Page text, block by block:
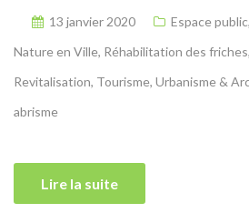
13 janvier 2020 Espace public,
Nature en Ville, Réhabilitation des friches,
Revitalisation, Tourisme, Urbanisme &
abrisme
Lire la suite